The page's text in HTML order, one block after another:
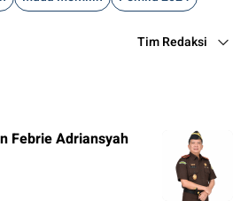
Tim Redaksi
Febrie Adriansyah